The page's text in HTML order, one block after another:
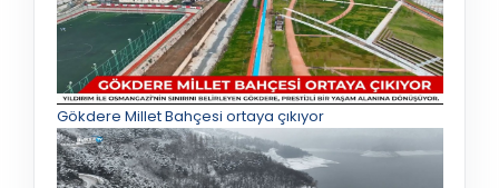
Gökdere Millet Bahçesi ortaya çıkıyor